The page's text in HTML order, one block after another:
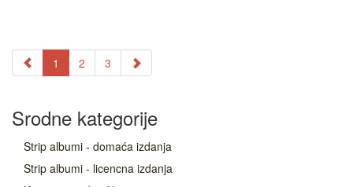
1 2 3
Srodne kategorije
Strip albumi - domaća izdanja
Strip albumi - licencna izdanja